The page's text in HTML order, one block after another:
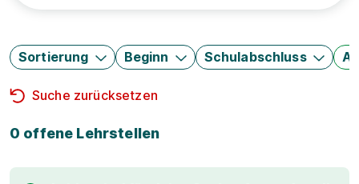
Sortierung Beginn Schulabschluss
Suche zurücksetzen
0 offene Lehrstellen